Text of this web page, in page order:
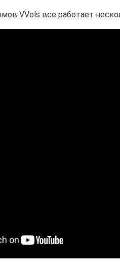
VVols все работает